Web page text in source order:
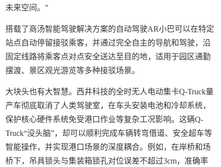
未来空间。”
搭载了商汤智能驾驶解决方案的自动驾驶AR小巴可以在特定
站点自动停留接驳乘客，并通过完全自主的导航和驾驶，沿
固定线路将乘客点对点安全送达至目的地，适用于园区通勤
摆渡、景区观光游览等多种接驳场景。
大块头也有大智慧。西井科技的全时无人电动集卡Q-Truck量
产车彻底取消了人类驾驶室，在车头安装电池和冷却系统，
保护核心硬件系统免受港口作业等复杂工况影响。这辆Q-
Truck“没头脑”，却可以顺利完成车辆转弯借道、安全超车等
智能操作，并实现港口场景的深度耦合。例如，在岸桥和场
桥下，吊具锁头与集装箱锁孔对位误差不超过3cm，准确率